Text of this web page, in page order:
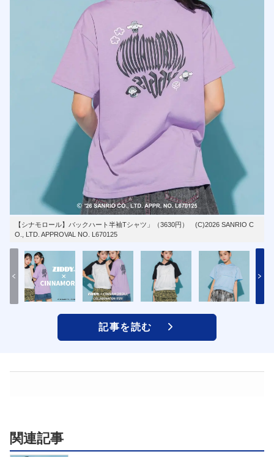
【シナモロール】バックハート半袖Tシャツ」（3630円） (C)2026 SANRIO C
O., LTD. APPROVAL NO. L670125
記事を読む
関連記事